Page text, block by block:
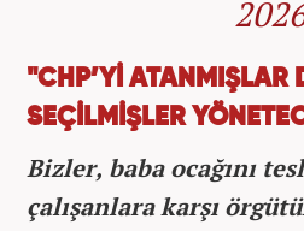
"CHP’Yİ ATANMIŞLAR
SEÇİLMİŞLER
Bizler, baba ocağını
çalışanlara karşı